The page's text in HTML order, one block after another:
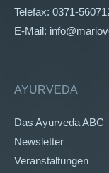
Telefax: 0371-
E-Mail:
AYURVEDA
Das Ayurveda ABC
Newsletter
Veranstaltungen